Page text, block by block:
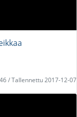
/ Tallennettu 2017-12-07